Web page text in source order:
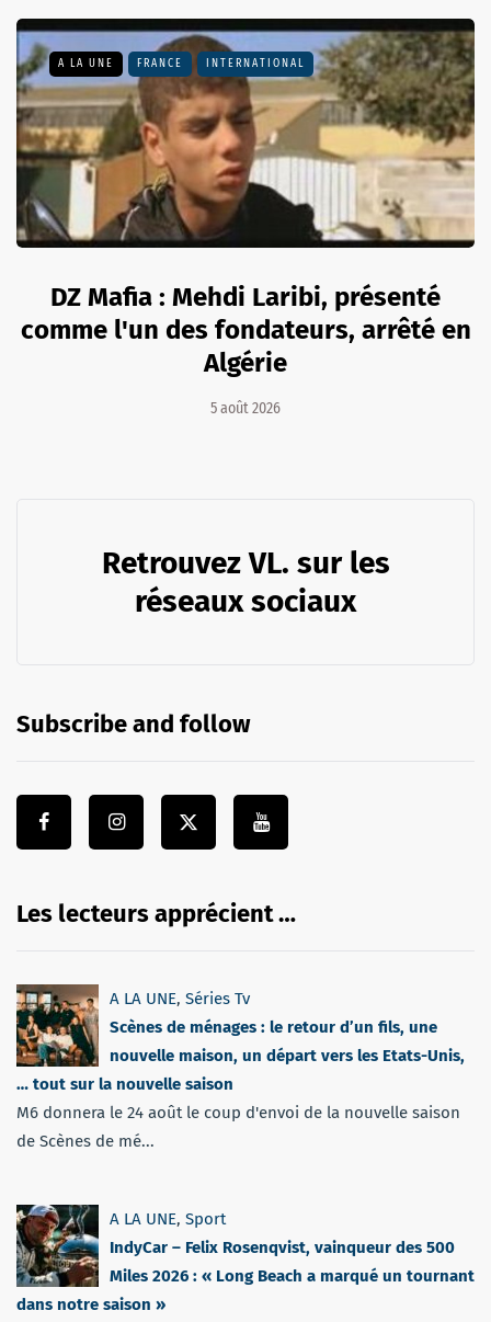
A LA UNE FRANCE INTERNATIONAL
DZ Mafia : Mehdi Laribi, présenté
comme l'un des fondateurs, arrêté en
Algérie
5 août 2026
Retrouvez VL. sur les
réseaux sociaux
Subscribe and follow
Les lecteurs apprécient …
A LA UNE, Séries Tv
Scènes de ménages : le retour d’un fils, une
nouvelle maison, un départ vers les Etats-Unis,
… tout sur la nouvelle saison
M6 donnera le 24 août le coup d'envoi de la nouvelle saison
de Scènes de mé...
A LA UNE, Sport
IndyCar – Felix Rosenqvist, vainqueur des 500
Miles 2026 : « Long Beach a marqué un tournant
dans notre saison »